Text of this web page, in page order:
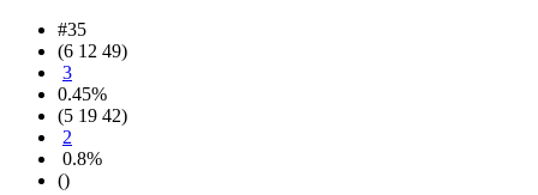
#35
(6 12 49)
3
0.45%
(5 19 42)
2
0.8%
()